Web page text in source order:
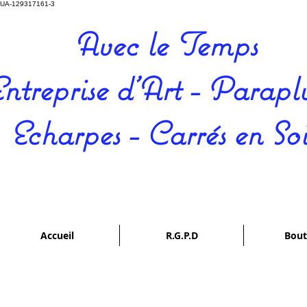
UA-129317161-3
Avec le Temps
d'Art -
Echarpes - Carrés en
Accueil R.G.P.D